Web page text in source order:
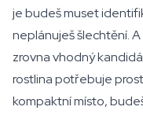
je budeš muset
neplánuješ šlechtění.
zrovna vhodný
rostlina potřebuje
kompaktní místo,